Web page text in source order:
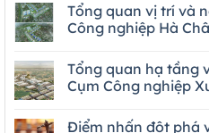
Tổng quan vị trí và
Công nghiệp Hà
Tổng quan hạ tầng
Cụm Công nghiệp
Điểm nhấn đột phá